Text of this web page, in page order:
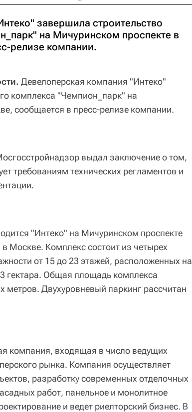
завершила строительство
на Мичуринском проспекте в
релизе компании.
Девелоперская компания "Интеко"
комплекса "Чемпион_парк" на
сообщается в пресс-релизе компании.
выдал заключение о том,
требованиям технических регламентов и
"Интеко" на Мичуринском проспекте
Москве. Комплекс состоит из четырех
от 15 до 23 этажей, расположенных на
гектара. Общая площадь комплекса
метров. Двухуровневый паркинг рассчитан
компания, входящая в число ведущих
рынка. Компания осуществляет
разработку современных отделочных
работ, панельное и монолитное
и ведет риелторский бизнес. В